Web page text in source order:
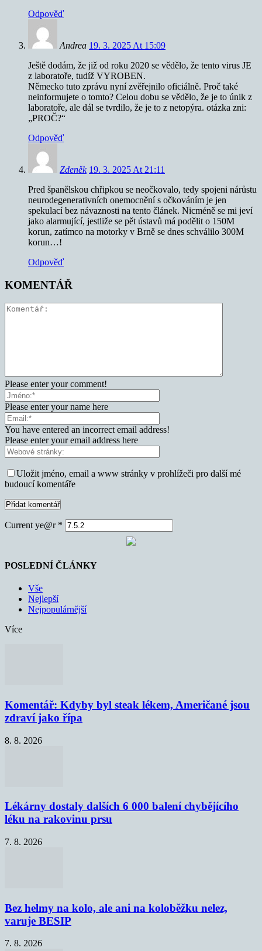
Odpověď
Andrea 19. 3. 2025 At 15:09
Ještě dodám, že již od roku 2020 se vědělo, že tento virus JE
z laboratoře, tudíž VYROBEN.
Německo tuto zprávu nyní zvěřejnilo oficiálně. Proč také
neinformujete o tomto? Celou dobu se vědělo, že je to únik z
laboratoře, ale dál se tvrdilo, že je to z netopýra. otázka zni:
„PROČ?“
Odpověď
Zdeněk 19. 3. 2025 At 21:11
Pred španělskou chřipkou se neočkovalo, tedy spojeni nárůstu
neurodegenerativních onemocnění s očkováním je jen
spekulací bez návaznosti na tento článek. Nicméně se mi jeví
jako alarmující, jestliže se pět ústavů má podělit o 150M
korun, zatímco na motorky v Brně se dnes schválilo 300M
korun…!
Odpověď
KOMENTÁŘ
Please enter your comment!
Please enter your name here
You have entered an incorrect email address!
Please enter your email address here
Uložit jméno, email a www stránky v prohlížeči pro další mé
budoucí komentáře
Current ye@r *
POSLEDNÍ ČLÁNKY
Vše
Nejlepší
Nejpopulárnější
Více
Komentář: Kdyby byl steak lékem, Američané jsou
zdraví jako řípa
8. 8. 2026
Lékárny dostaly dalších 6 000 balení chybějícího
léku na rakovinu prsu
7. 8. 2026
Bez helmy na kolo, ale ani na koloběžku nelez,
varuje BESIP
7. 8. 2026